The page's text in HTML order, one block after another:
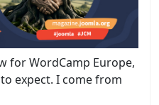
for WordCamp Europe,
expect. I come from